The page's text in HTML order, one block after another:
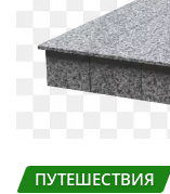
ПУТЕШЕСТВИЯ